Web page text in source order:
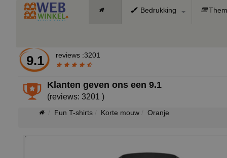
Bedrukking
9.1 reviews :3201
Klanten geven ons een9.1
(reviews: 3201 )
Fun T-shirts Korte mouw Oranje